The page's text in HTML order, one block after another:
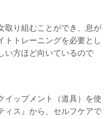
り組むことができ、息が
トトレーニングを必要とし
い方ほど向いているので
ップメント（道具）を使
ィス』から、セルフケアで